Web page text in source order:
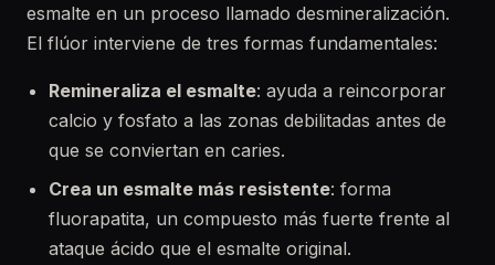
esmalte en un proceso llamado desmineralización.
El flúor interviene de tres formas fundamentales:
Remineraliza el esmalte: ayuda a reincorporar
calcio y fosfato a las zonas debilitadas antes de
que se conviertan en caries.
Crea un esmalte más resistente: forma
fluorapatita, un compuesto más fuerte frente al
ataque ácido que el esmalte original.